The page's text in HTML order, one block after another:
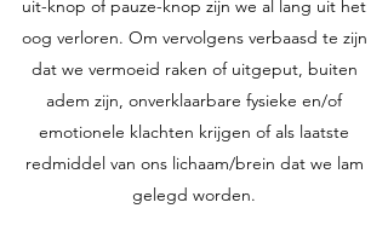
uit-knop of pauze-knop zijn we al lang uit het
oog verloren. Om vervolgens verbaasd te zijn
dat we vermoeid raken of uitgeput, buiten
adem zijn, onverklaarbare fysieke en/of
emotionele klachten krijgen of als laatste
redmiddel van ons lichaam/brein dat we lam
gelegd worden.